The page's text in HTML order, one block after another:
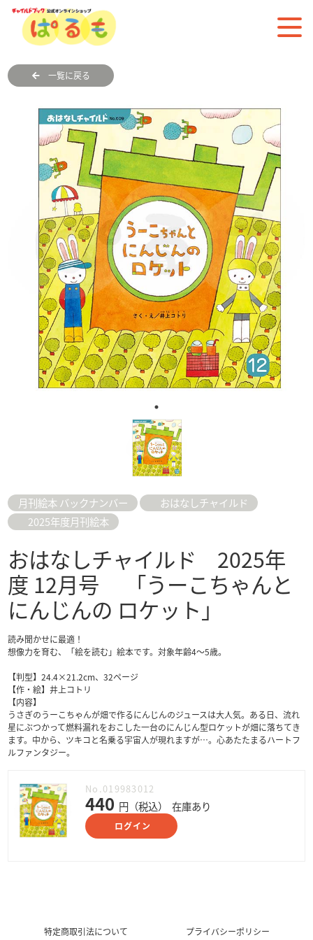
一覧に戻る
月刊絵本 バックナンバー
おはなしチャイルド
2025年度月刊絵本
おはなしチャイルド 2025年
度 12月号 「うーこちゃんと
にんじんの ロケット」
読み聞かせに最適！
想像力を育む、「絵を読む」絵本です。対象年齢4～5歳。
【判型】24.4×21.2cm、32ページ
【作・絵】井上コトリ
【内容】
うさぎのうーこちゃんが畑で作るにんじんのジュースは大人気。ある日、流れ
星にぶつかって燃料漏れをおこした一台のにんじん型ロケットが畑に落ちてき
ます。中から、ツキコと名乗る宇宙人が現れますが…。心あたたまるハートフ
ルファンタジー。
No.019983012
440 円（税込） 在庫あり
ログイン
特定商取引法について プライバシーポリシー